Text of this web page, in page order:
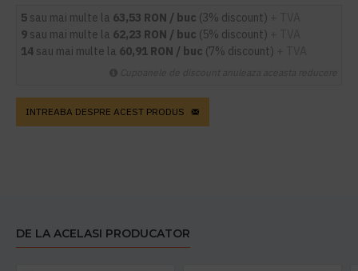
5 sau mai multe la 63,53 RON / buc (3% discount)
9 sau mai multe la 62,23 RON / buc (5% discount)
14 sau mai multe la 60,91 RON / buc (7% discount)
INTREABA DESPRE ACEST PRODUS
DE LA ACELASI PRODUCATOR